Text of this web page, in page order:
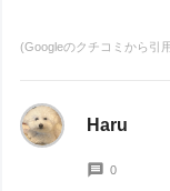
(Googleのクチコミから引
Haru
0